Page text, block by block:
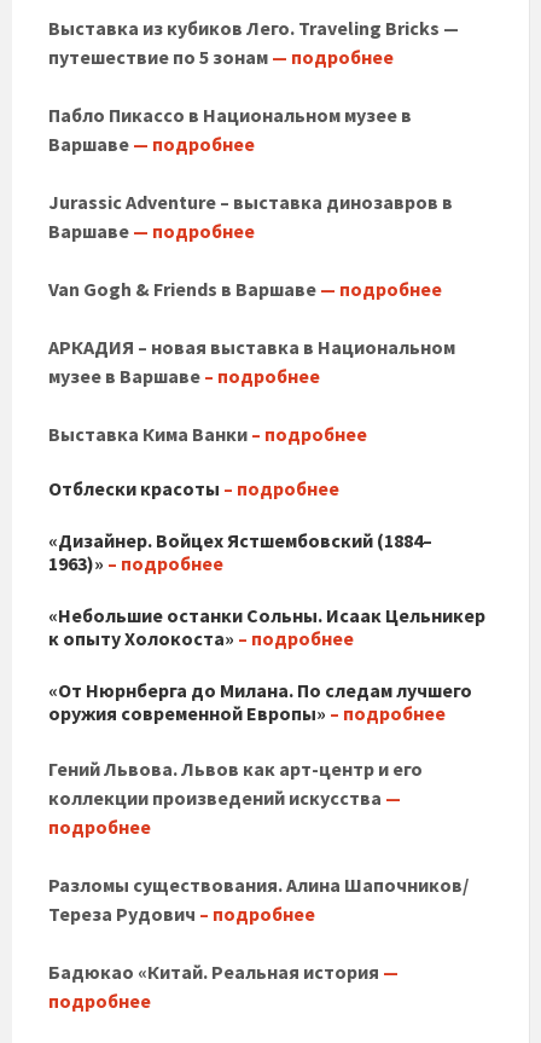
Выставка из кубиков Лего. Traveling Bricks —
путешествие по 5 зонам — подробнее
Пабло Пикассо в Национальном музее в
Варшаве — подробнее
Jurassic Adventure – выставка динозавров в
Варшаве — подробнее
Van Gogh & Friends в Варшаве — подробнее
АРКАДИЯ – новая выставка в Национальном
музее в Варшаве – подробнее
Выставка Кима Ванки – подробнее
Отблески красоты – подробнее
«Дизайнер. Войцех Ястшембовский (1884–
1963)» – подробнее
«Небольшие останки Сольны. Исаак Цельникер
к опыту Холокоста» – подробнее
«От Нюрнберга до Милана. По следам лучшего
оружия современной Европы» – подробнее
Гений Львова. Львов как арт-центр и его
коллекции произведений искусства —
подробнее
Разломы существования. Алина Шапочников/
Тереза ​​Рудович – подробнее
Бадюкао «Китай. Реальная история —
подробнее